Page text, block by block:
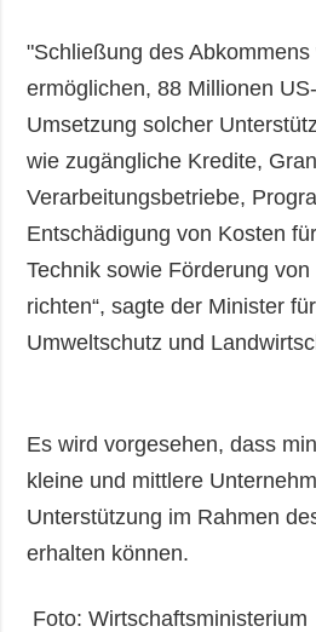
"Schließung des Abkommens
ermöglichen, 88 Millionen
Umsetzung solcher
wie zugängliche Kredite,
Verarbeitungsbetriebe,
Entschädigung von Kosten
Technik sowie Förderung
richten“, sagte der Minister
Umweltschutz und
Es wird vorgesehen, dass
kleine und mittlere
Unterstützung im Rahmen
erhalten können.
Foto: Wirtschaftsministerium